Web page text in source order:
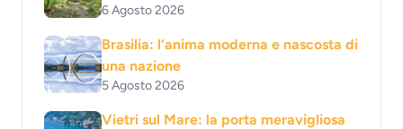
6 Agosto 2026
Brasilia: l’anima moderna e nascosta di
una nazione
5 Agosto 2026
Vietri sul Mare: la porta meravigliosa